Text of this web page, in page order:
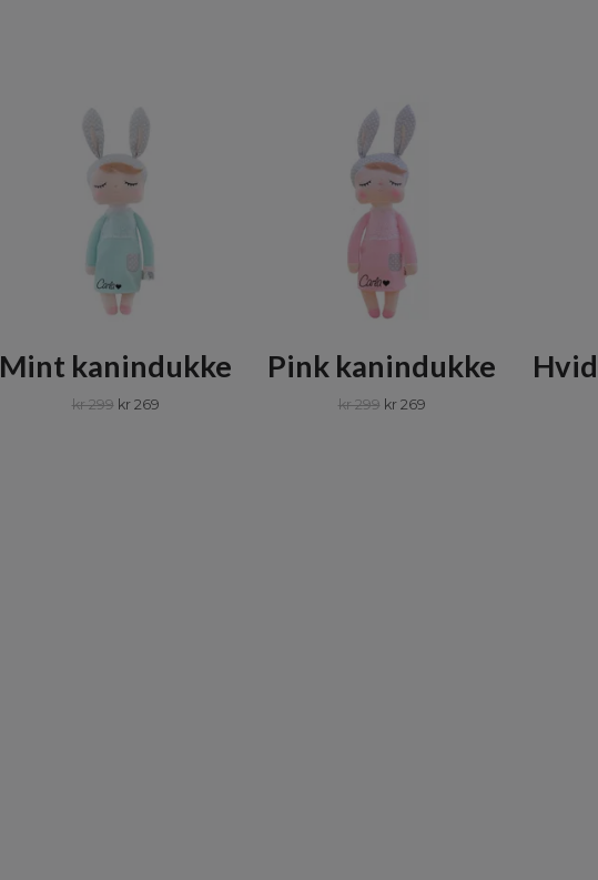
Mint kanindukke
kr 299 kr 269
Pink kanindukke
kr 299 kr 269